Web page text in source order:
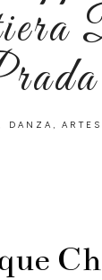
DANZA, ARTES